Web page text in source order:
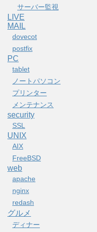
サーバー監視
LIVE
MAIL
dovecot
postfix
PC
tablet
ノートパソコン
プリンター
メンテナンス
security
SSL
UNIX
AIX
FreeBSD
web
apache
nginx
redash
グルメ
ディナー